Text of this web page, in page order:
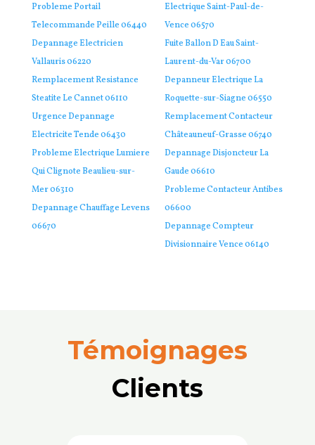
Probleme Portail
Telecommande Peille 06440
Depannage Electricien
Vallauris 06220
Remplacement Resistance
Steatite Le Cannet 06110
Urgence Depannage
Electricite Tende 06430
Probleme Electrique Lumiere
Qui Clignote Beaulieu-sur-
Mer 06310
Depannage Chauffage Levens
06670
Electrique Saint-Paul-de-
Vence 06570
Fuite Ballon D Eau Saint-
Laurent-du-Var 06700
Depanneur Electrique La
Roquette-sur-Siagne 06550
Remplacement Contacteur
Châteauneuf-Grasse 06740
Depannage Disjoncteur La
Gaude 06610
Probleme Contacteur Antibes
06600
Depannage Compteur
Divisionnaire Vence 06140
Témoignages
Clients